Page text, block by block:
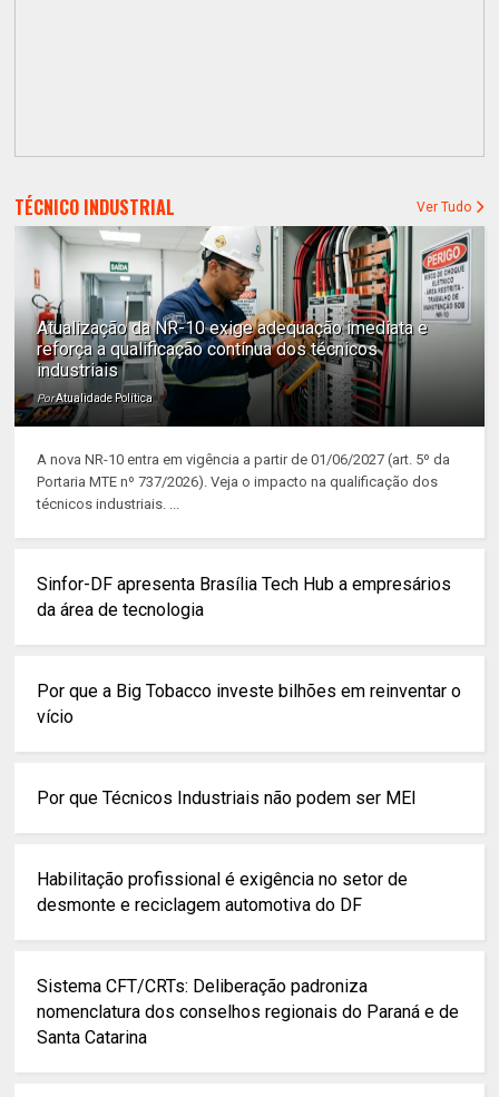
TÉCNICO INDUSTRIAL Ver Tudo
Atualização da NR-10 exige adequação imediata e
reforça a qualificação contínua dos técnicos
industriais
PorAtualidade Política
A nova NR-10 entra em vigência a partir de 01/06/2027 (art. 5º da
Portaria MTE nº 737/2026). Veja o impacto na qualificação dos
técnicos industriais. ...
Sinfor-DF apresenta Brasília Tech Hub a empresários
da área de tecnologia
Por que a Big Tobacco investe bilhões em reinventar o
vício
Por que Técnicos Industriais não podem ser MEI
Habilitação profissional é exigência no setor de
desmonte e reciclagem automotiva do DF
Sistema CFT/CRTs: Deliberação padroniza
nomenclatura dos conselhos regionais do Paraná e de
Santa Catarina